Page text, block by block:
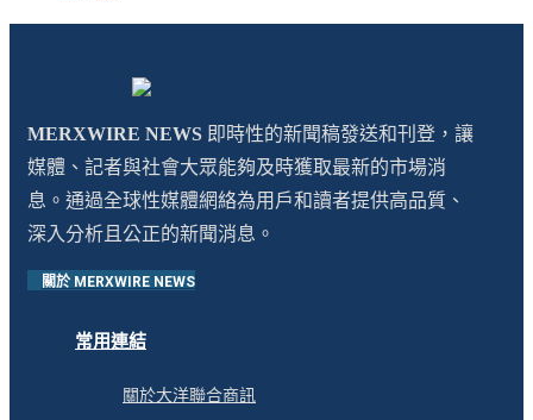
MERXWIRE NEWS 即時性的新聞稿發送和刊登，讓
媒體、記者與社會大眾能夠及時獲取最新的市場消
息。通過全球性媒體網絡為用戶和讀者提供高品質、
深入分析且公正的新聞消息。
關於 MERXWIRE NEWS
常用連結
關於大洋聯合商訊